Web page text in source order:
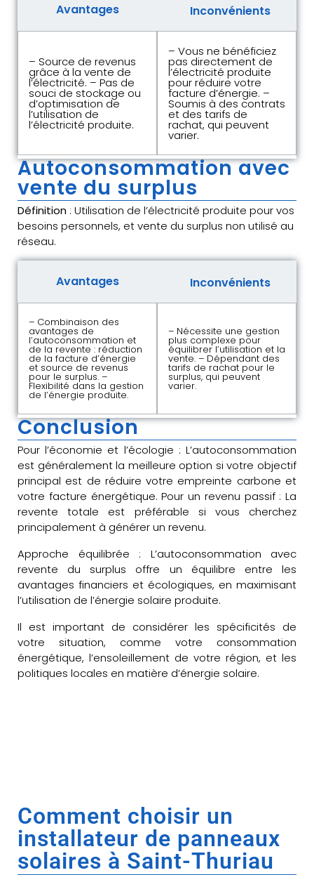
Avantages Inconvénients
– Source de revenus
grâce à la vente de
l’électricité. – Pas de
souci de stockage ou
d’optimisation de
l’utilisation de
l’électricité produite.
– Vous ne bénéficiez
pas directement de
l’électricité produite
pour réduire votre
facture d’énergie. –
Soumis à des contrats
et des tarifs de
rachat, qui peuvent
varier.
Autoconsommation avec
vente du surplus
Définition : Utilisation de l’électricité produite pour vos
besoins personnels, et vente du surplus non utilisé au
réseau.
Avantages Inconvénients
– Combinaison des
avantages de
l’autoconsommation et
de la revente : réduction
de la facture d’énergie
et source de revenus
pour le surplus. –
Flexibilité dans la gestion
de l’énergie produite.
– Nécessite une gestion
plus complexe pour
équilibrer l’utilisation et la
vente. – Dépendant des
tarifs de rachat pour le
surplus, qui peuvent
varier.
Conclusion
Pour l’économie et l’écologie : L’autoconsommation
est généralement la meilleure option si votre objectif
principal est de réduire votre empreinte carbone et
votre facture énergétique. Pour un revenu passif : La
revente totale est préférable si vous cherchez
principalement à générer un revenu.
Approche équilibrée : L’autoconsommation avec
revente du surplus offre un équilibre entre les
avantages financiers et écologiques, en maximisant
l’utilisation de l’énergie solaire produite.
Il est important de considérer les spécificités de
votre situation, comme votre consommation
énergétique, l’ensoleillement de votre région, et les
politiques locales en matière d’énergie solaire.
Comment choisir un
installateur de panneaux
solaires à Saint-Thuriau